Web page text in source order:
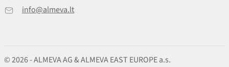
info@almeva.lt
© 2026 - ALMEVA AG & ALMEVA EAST EUROPE a.s.